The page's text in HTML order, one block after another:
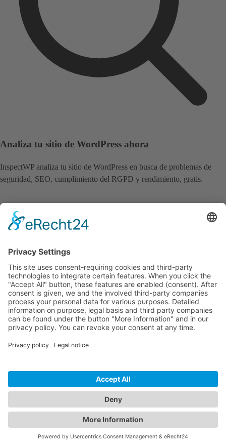
Analiza tu sitio de WordPress ahora
InspectWP analiza tu sitio de WordPress en busca de problemas de
seguridad, SEO, cumplimiento del RGPD y rendimiento, gratis.
Analiza tu sitio gratis